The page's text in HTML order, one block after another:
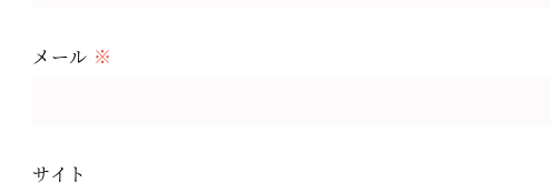
メール ※
サイト